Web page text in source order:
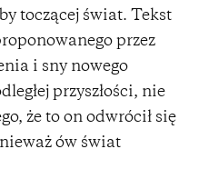
toczącej świat. Tekst
przez
i sny nowego
przyszłości, nie
że to on odwrócił się
ów świat